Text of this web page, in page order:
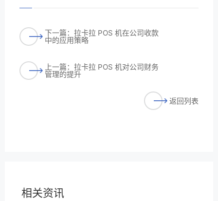
下一篇：拉卡拉 POS 机在公司收款
中的应用策略
上一篇：拉卡拉 POS 机对公司财务
管理的提升
返回列表
相关资讯